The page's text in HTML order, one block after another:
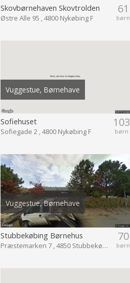
61
børn
Skovbørnehaven Skovtrolden
Østre Alle 95 , 4800 Nykøbing F
Vuggestue, Børnehave
103
børn
Sofiehuset
Sofiegade 2 , 4800 Nykøbing F
Vuggestue, Børnehave
70
børn
Stubbekøbing Børnehus
Præstemarken 7 , 4850 Stubbekøbing